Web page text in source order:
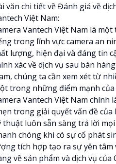
văn chi tiết về Đánh giá về
Việt Nam:
Vantech Việt Nam là
trong lĩnh vực camera an
lượng, hiện đại và đáng tin
xác về dịch vụ sau bán
chúng ta cần xem xét từ
trong những điểm mạnh của
Vantech Việt Nam chính
trong giải quyết vấn đề
thuật luôn sẵn sàng trả lời
chóng khi có sự cố phát
tích hợp tạo ra sự yên
về sản phẩm và dịch vụ của